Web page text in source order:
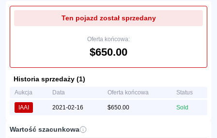
Ten pojazd został sprzedany
Oferta końcowa:
$650.00
Historia sprzedaży (1)
Aukcja Data Oferta końcowa Status
IAAI 2021-02-16 $650.00 Sold
Wartość szacunkowa